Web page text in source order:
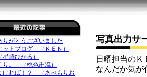
りがとうございました
ットブログ （ＫＥＮ）
星崎ひかる）
り。 （桃色卍流）
ければ！？ （あべもりお
写真出力サ
日曜担当のＫ
なんだか気が